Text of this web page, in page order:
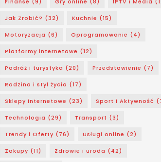
Jak Zrobić? (32) Kuchnie (15)
Motoryzacja (6) Oprogramowanie (4)
Platformy internetowe (12)
Podróż i turystyka (20) Przedstawienie (7)
Rodzina i styl życia (17)
Sklepy internetowe (23) Sport i Aktywność
Technologia (29) Transport (3)
Trendy i Oferty (76) Usługi online (2)
Zakupy (11) Zdrowie i uroda (42)